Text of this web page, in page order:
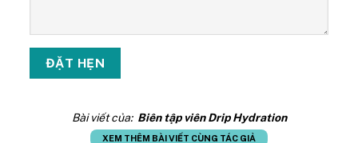
Bài viết của: Biên tập viên Drip Hydration
XEM THÊM BÀI VIẾT CÙNG TÁC GIẢ